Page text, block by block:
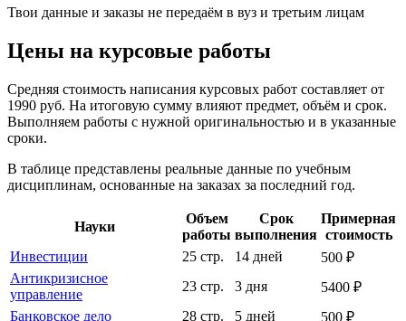
Твои данные и заказы не передаём в вуз и третьим лицам
Цены на курсовые работы
Средняя стоимость написания курсовых работ составляет от
1990 руб. На итоговую сумму влияют предмет, объём и срок.
Выполняем работы с нужной оригинальностью и в указанные
сроки.
В таблице представлены реальные данные по учебным
дисциплинам, основанные на заказах за последний год.
Науки
Объем
работы
Срок
выполнения
Примерная
стоимость
Инвестиции
25 стр. 14 дней
500 ₽
Антикризисное
управление
23 стр. 3 дня
5400 ₽
Банковское дело
28 стр. 5 дней 500 ₽